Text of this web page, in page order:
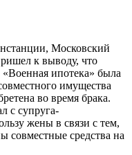
Московский
к выводу, что
ипотека» была
имущества
во время брака.
с супруга-
жены в связи с тем,
совместные средства на